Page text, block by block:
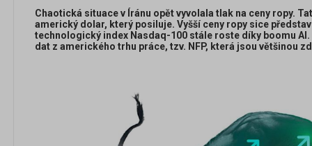
Chaotická situace v Íránu opět vyvolala tlak na ceny ropy.
americký dolar, který posiluje. Vyšší ceny ropy sice
technologický index Nasdaq-100 stále roste díky boomu AI.
dat z amerického trhu práce, tzv. NFP, která jsou většinou